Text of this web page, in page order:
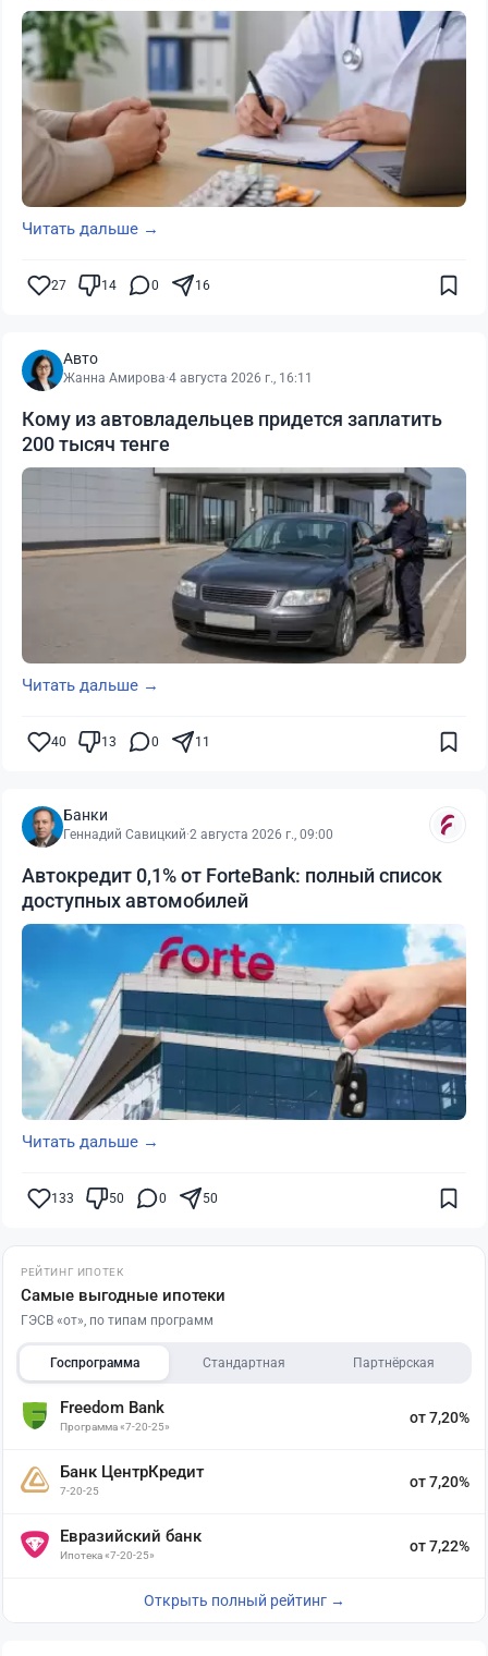
Читать дальше →
27 14 0 16
Авто
Жанна Амирова·4 августа 2026 г., 16:11
Кому из автовладельцев придется заплатить
200 тысяч тенге
Читать дальше →
40 13 0 11
Банки
Геннадий Савицкий·2 августа 2026 г., 09:00
Автокредит 0,1% от ForteBank: полный список
доступных автомобилей
Читать дальше →
133 50 0 50
РЕЙТИНГ ИПОТЕК
Самые выгодные ипотеки
ГЭСВ «от», по типам программ
Госпрограмма Стандартная Партнёрская
Freedom Bank
Программа «7-20-25»
от 7,20%
Банк ЦентрКредит
7-20-25
от 7,20%
Евразийский банк
Ипотека «7-20-25»
от 7,22%
Открыть полный рейтинг →